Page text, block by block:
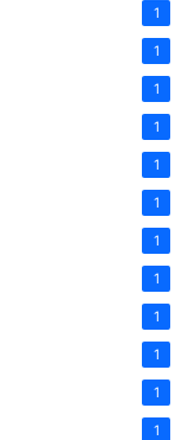
1
1
1
1
1
1
1
1
1
1
1
1